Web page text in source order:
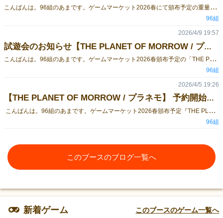
こ
んばんは。96組のあまです。ゲームマーケット2026春にて頒布予定の重量級ボードゲーム「THE PLANET OF MORROW」の予約受付は、【5/19(火) 23:59】までとなっております！大型ゲームにつき、会場への持ち込み数には限りがありますので、確実に入手をご希望の方はぜひご予約をご利用ください。 予約方法についてゲームマーケット2026春での予約方法は2つあります。ご都合にあわせてご利用ください。当日支払い予約（Googleフォーム） 現金決済 / 本体のみ / 受け取りは【15:00まで】Googleフォームで予約する 事前決済予約（BOOTH） 3％OFF / 関連グッズとのセットも選択可能 / 受け取りは【16:00まで】BOOTHで予約する ※想定を上回るご予約をいただいた場合、早期終了する場合があります。ご注意事項・BOOTH予約はご購入後のキャンセルはできません。・受け取り時間までにお越しいただけなかった場合、受け取りは無効となります。・詳細は各予約フォームに記載の内容をご確認ください。 ゲーム本体購入者向け大型布製ショッパー配布決定！ 7サークル合同デザインによる、大型不織布ショッパーを配布予定です！▼ショッパー仕様・サイズ：450×330×130mm・不織布製・大型ボードゲームも収納可能本作「THE PLANET OF MORROW」をはじめ、参加サークル様のキャラクターたちを大きくデザインした、特別仕様のショッパーとなっております。大型ゲームも収納可能なサイズ感となっており、ゲームマーケットでのお買い物にも最適です。▼配布場所についてショッパーは、各参加サークルブースにて配布予定です。配布条件や数量につきましては、各サークルごとに異なりますため、詳細は各サークル様の告知をご確認ください。96組では、「THE PLANET OF MORROW」本体をご購入いただいた方へ1部お渡し予定となっております。※数量には限りがあります。なくなり次第終了となりますのでご了承ください。▼参加サークル・96組・どすこい喫茶やま工房（ @yama_koh ）・ピリオド・ゲームズ（ @PeriodGames ）・プレーンケーキ（ @IMU_SHIGARAMI ）・HLKT工房（ @HLKT_kobo ）・六角えんぴつ（ @hatituki003 ）・636GAMES（ @alan_islands ） 皆様のお越しをお待ちしております！当日もよろしくお願いいたします！
96組
試遊会のお知らせ【THE PLANET OF MORROW / プラネモ】
こ
んばんは。96組のあまです。ゲームマーケット2026春頒布予定の「THE PLANET OF MORROW / プラネモ」について、ゲームマーケット前に遊べる試遊会情報をお知らせします。すべての試遊会では作者のインスト付きでプレイしていただけます。購入検討の材料の一つとして、ぜひご参加ください。試遊会情報 4月26日(日) 池袋 第一回重量級キャラクターゲーム体験会※確実に試遊いただけます参加申込・詳細はこちら 4月29日(水) 小岩 江戸川ボードゲーム事前試遊会 in 小岩区民館※混雑状況により試遊できない場合があります参加申込・詳細はこちら 5月5日(火) 池袋 第二回重量級キャラクターゲーム体験会※確実に試遊いただけます参加申込・詳細はこちら 5月9日(土) 錦糸町 フォアシュピール東京※後日試遊予約受付予定参加申込・詳細はこちら ゲームの詳細や、ゲームマーケット当日受け取りの予約方法はこちらからご確認いただけます。※土曜日のみ出展 作品ページ ルールブックPDF 予約方法 についてゲームマーケット2026春での予約方法は2つあります。ご都合にあわせてご利用ください。当日支払い予約（Googleフォーム） 現金決済 / 本体のみ / 受け取りは【15:00まで】Googleフォームで予約する 事前決済予約（BOOTH） 3％OFF / 関連グッズとのセットも選択可能 / 受け取りは【16:00まで】BOOTHで予約する 予約締切は【5月18日（月）23:59】です。※想定を上回るご予約をいただいた場合、早期終了する場合があります。ご注意事項 ・BOOTH予約はご購入後のキャンセルはできません。・受け取り時間までにお越しいただけなかった場合、受け取りは無効となります。・詳細は各予約フォームに記載の内容をご確認ください。
2026/4/9 19:57
96組
【THE PLANET OF MORROW / プラネモ】 予約開始のお知らせ
こんばんは。96組のあまです。ゲームマーケット2026春頒布予定『THE PLANET OF MORROW』の予約受付を開始しました！ご確認のほど、よろしくお願い致します！「THE PLANET OF MORROW / プラネモ」は仲間を集めてシノギをこなし、惑星の支配権を拡大していくデッキ構築×ワーカープレイスメント×エリアマジョリティを組み合わせた重量級ボードゲームです。詳細は下記の 作品ページ 及び PDFをご確認ください。※土曜日のみ出展 作品ページ ルールブックPDF 予約方法 についてゲームマーケット2026春での予約方法は2つあります。ご都合にあわせてご利用ください。当日支払い予約（Googleフォーム） 現金決済 / 本体のみ / 受け取りは【15:00まで】Googleフォームで予約する 事前決済予約（BOOTH） 3％OFF / 関連グッズとのセットも選択可能 / 受け取りは【16:00まで】BOOTHで予約する 予約締切は【5月19日（火）23:59】です。※想定を上回るご予約をいただいた場合、早期終了する場合があります。ご注意事項 ・BOOTH予約はご購入後のキャンセルはできません。・受け取り時間までにお越しいただけなかった場合、受け取りは無効となります。・詳細は各予約フォームに記載の内容をご確認ください。当日もよろしくお願いいたします！
2026/4/5 19:26
96組
このブースのブログ一覧へ
新着ゲーム このブースのゲーム一覧へ